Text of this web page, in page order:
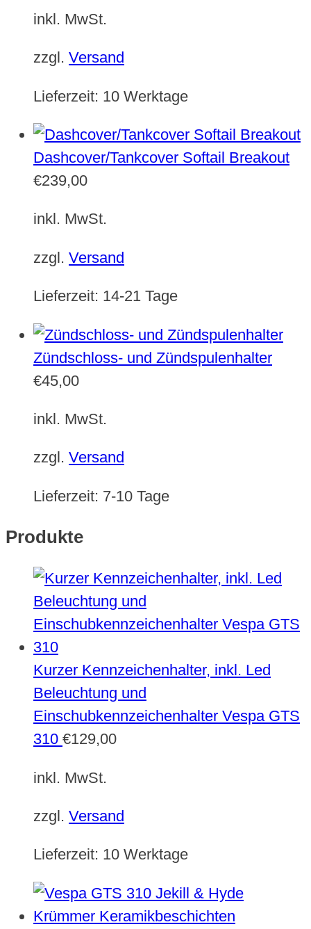
inkl. MwSt.
zzgl. Versand
Lieferzeit: 10 Werktage
Dashcover/Tankcover Softail Breakout
€239,00
inkl. MwSt.
zzgl. Versand
Lieferzeit: 14-21 Tage
Zündschloss- und Zündspulenhalter
€45,00
inkl. MwSt.
zzgl. Versand
Lieferzeit: 7-10 Tage
Produkte
Kurzer Kennzeichenhalter, inkl. Led
Beleuchtung und
Einschubkennzeichenhalter Vespa GTS
310 €129,00
inkl. MwSt.
zzgl. Versand
Lieferzeit: 10 Werktage